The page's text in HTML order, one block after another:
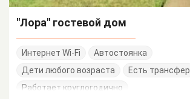
"Лора" гостевой дом
Интернет Wi-Fi
Автостоянка
Дети любого возраста
Есть трансфер
Работает круглогодично